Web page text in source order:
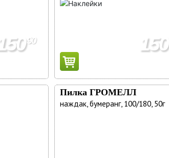
15090 150
Пилка ГРОМЕЛЛ
наждак, бумеранг, 100/180, 50г